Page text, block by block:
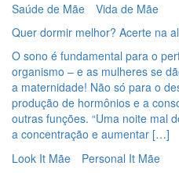
Saúde de Mãe
Vida de Mãe
Quer dormir melhor? Acerte na
O sono é fundamental para o
organismo – e as mulheres se
a maternidade! Não só para o
produção de hormônios e a
outras funções. “Uma noite mal
a concentração e aumentar […]
Look It Mãe
Personal It Mãe